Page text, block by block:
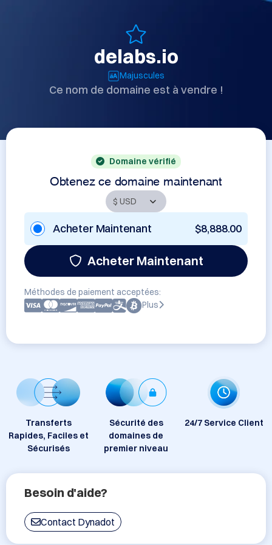
delabs.io
Majuscules
Ce nom de domaine est à vendre !
Domaine vérifié
Obtenez ce domaine maintenant
Acheter Maintenant $8,888.00
Acheter Maintenant
Méthodes de paiement acceptées:
Plus
Transferts
Rapides, Faciles et
Sécurisés
Sécurité des
domaines de
premier niveau
24/7 Service Client
Besoin d'aide?
Contact Dynadot